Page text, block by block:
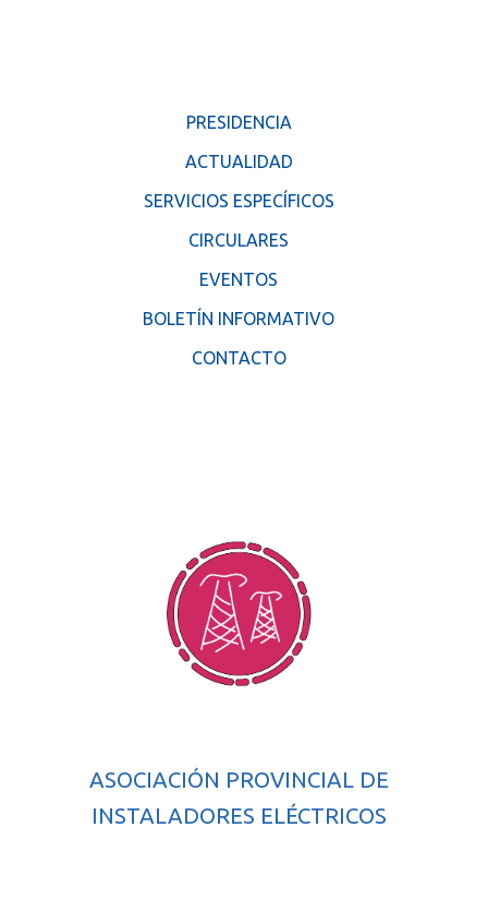
PRESIDENCIA
ACTUALIDAD
SERVICIOS ESPECÍFICOS
CIRCULARES
EVENTOS
BOLETÍN INFORMATIVO
CONTACTO
ASOCIACIÓN PROVINCIAL DE
INSTALADORES ELÉCTRICOS